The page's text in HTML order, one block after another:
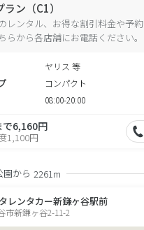
ン（C1）
レンタル、お得な割引料金や予
らから各店舗にお電話ください。
ヤリス 等
コンパクト
08:00-20:00
6,160円
1,100円
から 2261m
レンタカー新鎌ヶ谷駅前
市新鎌ヶ谷2-11-2